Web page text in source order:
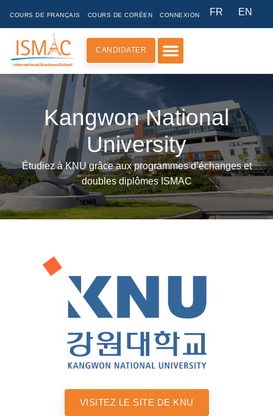
COURS DE FRANÇAIS COURS DE CORÉEN CONNEXION FR EN
CANDIDATER
Kangwon National
University
Étudiez à KNU grâce aux programmes d’échanges et
doubles diplômes ISMAC
VISITEZ LE SITE DE KNU